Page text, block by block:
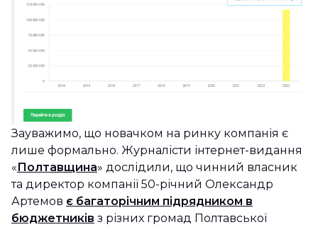
Зауважимо, що новачком на ринку компанія є
лише формально. Журналісти інтернет-видання
«Полтавщина» дослідили, що чинний власник
та директор компанії 50-річний Олександр
Артемов є багаторічним підрядником в
бюджетників з різних громад Полтавської